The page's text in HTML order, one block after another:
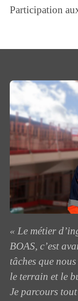
Participation
« Le métier
BOAS, c’est
tâches que
le terrain et le
Je parcours